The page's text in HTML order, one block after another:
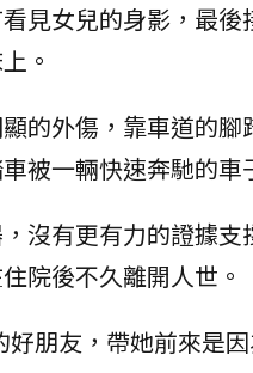
見女兒的身影，最
。
的外傷，靠車道的
被一輛快速奔馳的
沒有更有力的證據
院後不久離開人世。
好朋友，帶她前來是